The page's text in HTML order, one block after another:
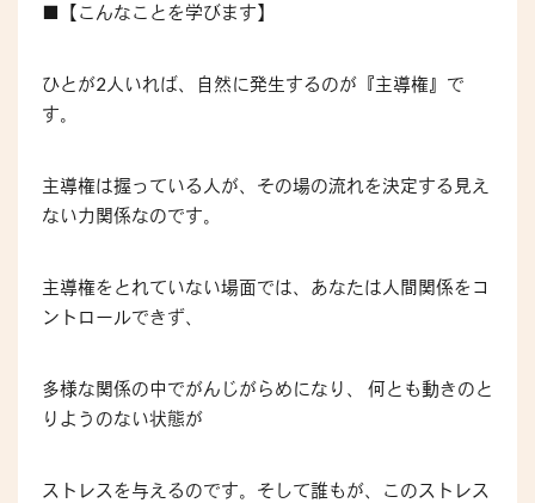
■【こんなことを学びます】
ひとが2人いれば、自然に発生するのが『主導権』で
す。
主導権は握っている人が、その場の流れを決定する見え
ない力関係なのです。
主導権をとれていない場面では、あなたは人間関係をコ
ントロールできず、
多様な関係の中でがんじがらめになり、 何とも動きのと
りようのない状態が
ストレスを与えるのです。そして誰もが、このストレス